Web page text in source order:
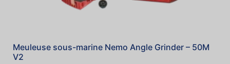
Meuleuse sous-marine Nemo Angle Grinder – 50M
V2